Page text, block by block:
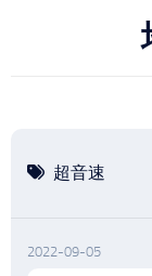
超音速
2022-09-05